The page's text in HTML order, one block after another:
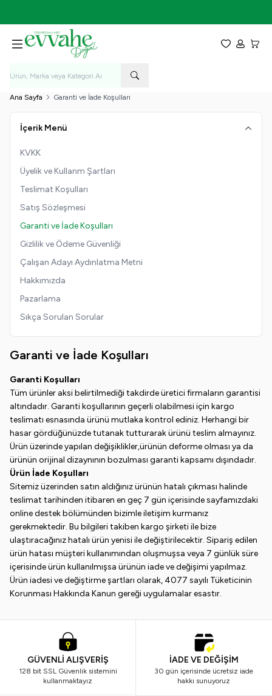
Favorilerim
Hesabım
Ana Sayfa Garanti ve İade Koşulları
İçerik Menü
KVKK
Üyelik ve Kullanm Şartları
Teslimat Koşulları
Satış Sözleşmesi
Garanti ve İade Koşulları
Gizlilik ve Ödeme Güvenliği
Çalışan Adayı Aydınlatma Metni
Hakkımızda
Pazarlama
Sıkça Sorulan Sorular
Garanti ve İade Koşulları
Garanti Koşulları
Tüm ürünler aksi belirtilmediği takdirde üretici firmaların garantisi
altındadır. Garanti koşullarının geçerli olabilmesi için kargo
teslimatı esnasında ürünü mutlaka kontrol ediniz. Herhangi bir
hasar gördüğünüzde tutanak tutturarak ürünü teslim almayınız.
Ürün üzerinde yapılan değişiklikler,ürünün deforme olması ya da
ürünün orijinal dizaynının bozulması garanti kapsamı dışındadır.
Ürün İade Koşulları
Sitemiz üzerinden satın aldığınız ürünün hatalı çıkması halinde
teslimat tarihinden itibaren en geç 7 gün içerisinde sayfamızdaki
online destek bölümünden bizimle iletişim kurmanız
gerekmektedir. Bu bilgileri takiben kargo şirketi ile bize
ulaştıracağınız hatalı ürün yenisi ile değiştirilecektir. Sipariş edilen
ürün hatası müşteri kullanımından oluşmuşsa veya 7 günlük süre
içerisinde ürün kullanılmışsa ürünün iade ve değişimi yapılmaz.
Ürün iadesi ve değiştirme şartları olarak, 4077 sayılı Tüketicinin
Korunması Hakkında Kanun gereği uygulamalar esastır.
GÜVENLİ ALIŞVERİŞ
128 bit SSL Güvenlik sistemini
kullanmaktayız
İADE VE DEĞİŞİM
30 gün içerisinde ücretsiz iade
hakkı sunuyoruz